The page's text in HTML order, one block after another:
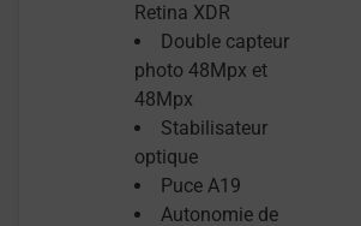
Retina XDR
Double capteur
photo 48Mpx et
48Mpx
Stabilisateur
optique
Puce A19
Autonomie de